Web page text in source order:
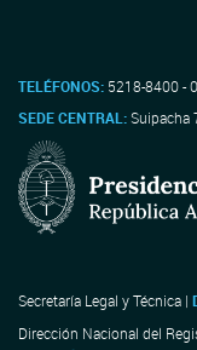
TELÉFONOS: 5218-8400 -
SEDE CENTRAL:Suipacha
Secretaría Legal y Técnica |
Dirección Nacional del